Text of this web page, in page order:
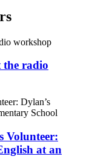
the radio
Volunteer:
at an